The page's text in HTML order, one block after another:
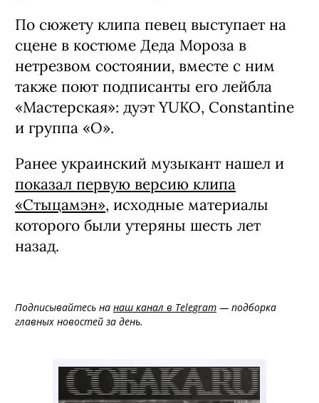
По сюжету клипа певец выступает на
сцене в костюме Деда Мороза в
нетрезвом состоянии, вместе с ним
также поют подписанты его лейбла
«Мастерская»: дуэт YUKO, Constantine
и группа «O».
Ранее украинский музыкант нашел и
показал первую версию клипа
«Стыцамэн», исходные материалы
которого были утеряны шесть лет
назад.
Подписывайтесь на наш канал в Telegram — подборка
главных новостей за день.